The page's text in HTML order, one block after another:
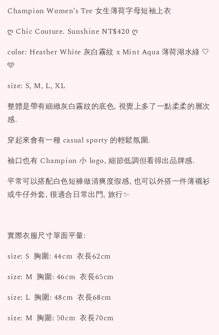
Champion Women’s Tee 女生薄荷字母短袖上衣
ღ Chic Couture. Sunshine NT$420 ღ
color: Heather White 灰白霧紋 x Mint Aqua 薄荷湖水綠 🤍
🩵
size: S, M, L, XL
整體是帶有細緻灰白霧紋的底色, 視覺上多了一點柔柔的層次
感.
穿起來會有一種 casual sporty 的輕鬆氛圍.
袖口也有 Champion 小 logo, 細節低調但看得出品牌感.
平常可以搭配白色短褲做清爽度假感, 也可以外搭一件薄襯衫
或牛仔外套, 很適合日常出門, 旅行✨
實際衣服尺寸單面平量:
size: S 胸圍: 44cm 衣長62cm
size: M 胸圍: 46cm 衣長65cm
size: L 胸圍: 48cm 衣長68cm
size: M 胸圍: 50cm 衣長70cm